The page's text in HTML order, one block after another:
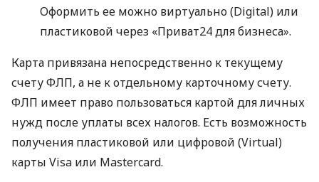
Оформить ее можно виртуально (Digital) или
пластиковой через «Приват24 для бизнеса».
Карта привязана непосредственно к текущему
счету ФЛП, а не к отдельному карточному счету.
ФЛП имеет право пользоваться картой для личных
нужд после уплаты всех налогов. Есть возможность
получения пластиковой или цифровой (Virtual)
карты Visa или Mastercard.